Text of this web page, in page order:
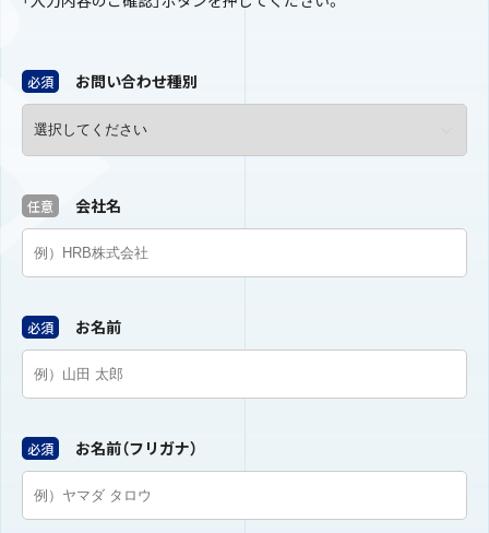
必須 お問い合わせ種別
任意 会社名
必須 お名前
必須 お名前（フリガナ）